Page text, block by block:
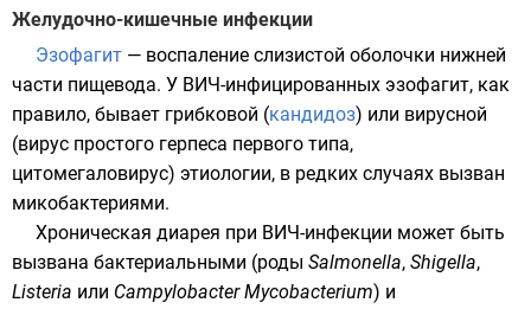
Желудочно-кишечные инфекции
Эзофагит — воспаление слизистой оболочки нижней
части пищевода. У ВИЧ-инфицированных эзофагит, как
правило, бывает грибковой (кандидоз) или вирусной
(вирус простого герпеса первого типа,
цитомегаловирус) этиологии, в редких случаях вызван
микобактериями.
Хроническая диарея при ВИЧ-инфекции может быть
вызвана бактериальными (роды Salmonella, Shigella,
Listeria или Campylobacter Mycobacterium) и